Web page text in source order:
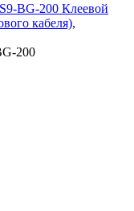
BG-200 Клеевой
кабеля),
200